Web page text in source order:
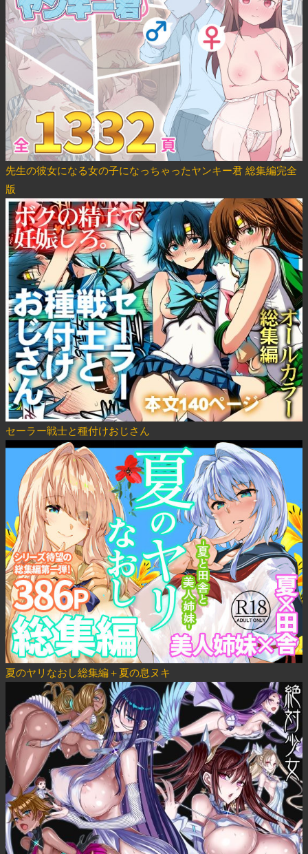
先生の彼女になる女の子になっちゃったヤンキー君 総集編完全
版
セーラー戦士と種付けおじさん
夏のヤリなおし総集編＋夏の息ヌキ